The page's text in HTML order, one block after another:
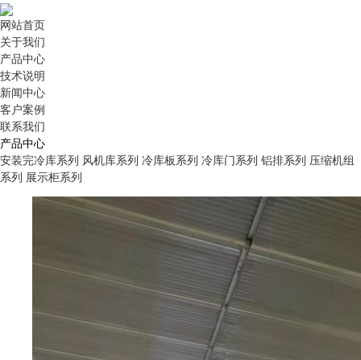
网站首页
关于我们
产品中心
技术说明
新闻中心
客户案例
联系我们
产品中心
安装完冷库系列 风机库系列 冷库板系列 冷库门系列 铝排系列 压缩机组
系列 展示柜系列